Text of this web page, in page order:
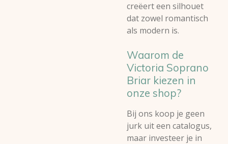
creëert een silhouet
dat zowel romantisch
als modern is.
Waarom de
Victoria Soprano
Briar kiezen in
onze shop?
Bij ons koop je geen
jurk uit een catalogus,
maar investeer je in